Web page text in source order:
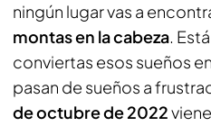
ningún lugar vas a
montas en la cabeza.
conviertas esos sueños
pasan de sueños a
de octubre de 2022